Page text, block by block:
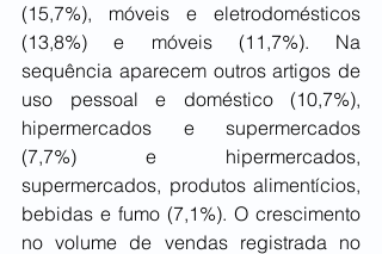
(15,7%), móveis e eletrodomésticos
(13,8%) e móveis (11,7%). Na
sequência aparecem outros artigos de
uso pessoal e doméstico (10,7%),
hipermercados e supermercados
(7,7%) e hipermercados,
supermercados, produtos alimentícios,
bebidas e fumo (7,1%). O crescimento
no volume de vendas registrada no